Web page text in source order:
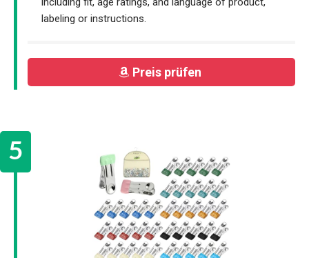
labeling or instructions.
Preis prüfen